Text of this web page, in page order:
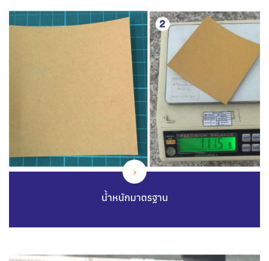
น้ำหนักมาตรฐาน